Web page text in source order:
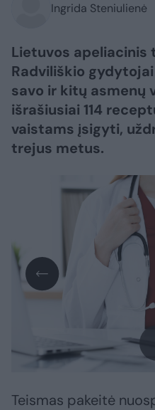
Ingrida Steniulienė
Lietuvos
Radviliškio
savo ir kitų asmenų
išrašiusiai 114
vaistams įsigyti,
trejus metus.
Teismas pakeitė